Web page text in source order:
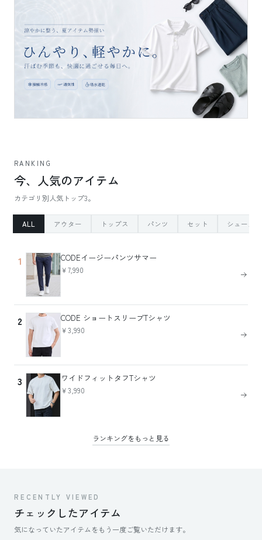
RANKING
今、人気のアイテム
カテゴリ別人気トップ3。
ALL アウター トップス パンツ セット シューズ
1 CODEイージーパンツサマー
￥7,990
2 CODE ショートスリーブTシャツ
￥3,990
3 ワイドフィットタフTシャツ
￥3,990
ランキングをもっと見る
RECENTLY VIEWED
チェックしたアイテム
気になっていたアイテムをもう一度ご覧いただけます。